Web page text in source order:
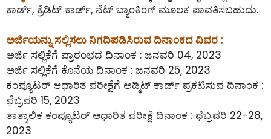
ಕಾರ್ಡ್, ಕ್ರೆಡಿಟ್ ಕಾರ್ಡ್, ನೆಟ್ ಬ್ಯಾಂಕಿಂಗ್ ಮೂಲಕ ಪಾವತಿಸಬಹುದು.
ಅರ್ಜಿಯನ್ನು ಸಲ್ಲಿಸಲು ನಿಗದಿಪಡಿಸಿರುವ ದಿನಾಂಕದ ವಿವರ :
ಅರ್ಜಿ ಸಲ್ಲಿಕೆಗೆ ಪ್ರಾರಂಭದ ದಿನಾಂಕ : ಜನವರಿ 04, 2023
ಅರ್ಜಿ ಸಲ್ಲಿಕೆಗೆ ಕೊನೆಯ ದಿನಾಂಕ : ಜನವರಿ 25, 2023
ಕಂಪ್ಯೂಟರ್ ಆಧಾರಿತ ಪರೀಕ್ಷೆಗೆ ಅಡ್ಮಿಟ್ ಕಾರ್ಡ್ ಪ್ರಕಟಿಸುವ ದಿನಾಂಕ :
ಫೆಬ್ರವರಿ 15, 2023
ತಾತ್ಕಾಲಿಕ ಕಂಪ್ಯೂಟರ್ ಆಧಾರಿತ ಪರೀಕ್ಷೆ ದಿನಾಂಕ : ಫೆಬ್ರವರಿ 22-28,
2023